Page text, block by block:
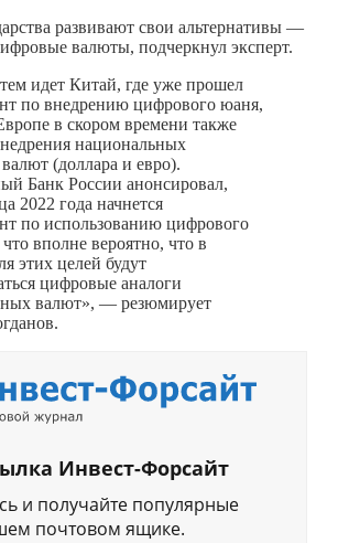
развивают свои альтернативы —
валюты, подчеркнул эксперт.
идет Китай, где уже прошел
по внедрению цифрового юаня,
в скором времени также
национальных
(доллара и евро).
Банк России анонсировал,
2022 года начнется
по использованию цифрового
вполне вероятно, что в
этих целей будут
цифровые аналоги
валют», — резюмирует
Инвест-Форсайт
и получайте популярные
почтовом ящике.